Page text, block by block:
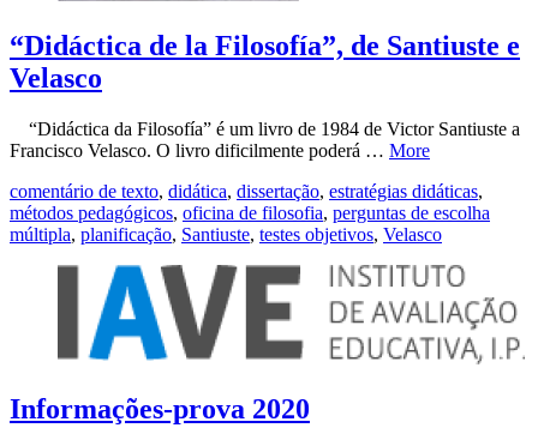
“Didáctica de la Filosofía”, de Santiuste e
Velasco
“Didáctica da Filosofía” é um livro de 1984 de Victor Santiuste a
Francisco Velasco. O livro dificilmente poderá … More
comentário de texto, didática, dissertação, estratégias didáticas,
métodos pedagógicos, oficina de filosofia, perguntas de escolha
múltipla, planificação, Santiuste, testes objetivos, Velasco
Informações-prova 2020